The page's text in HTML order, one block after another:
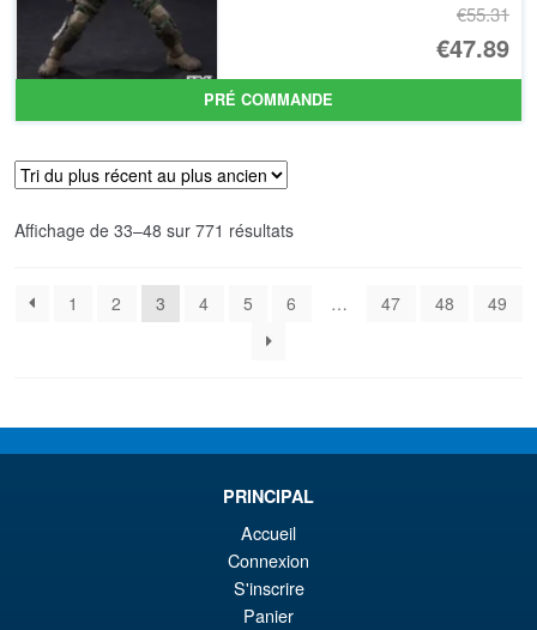
€55.31
Le
€47.89
Le
PRÉ COMMANDE
Affichage de 33–48 sur 771 résultatsTrié
récent
1 2 3 4 5 6 … 47 48 49
PRINCIPAL
Accueil
Connexion
S'inscrire
Panier